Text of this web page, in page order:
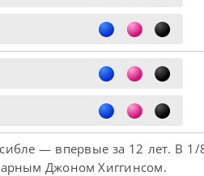
— впервые за 12 лет. В
Джоном Хиггинсом.